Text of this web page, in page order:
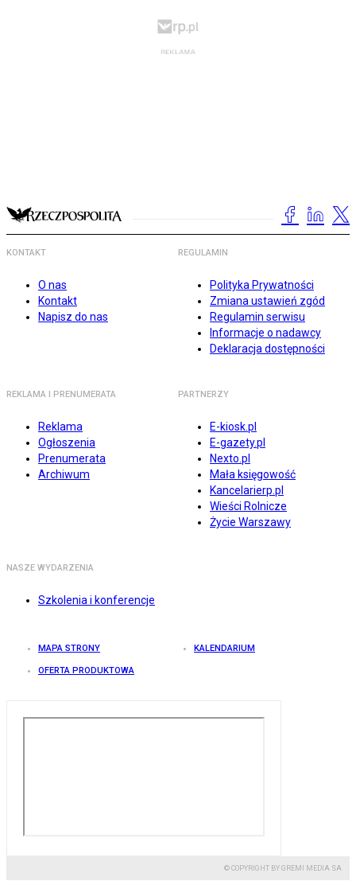
KONTAKT
O nas
Kontakt
Napisz do nas
REGULAMIN
Polityka Prywatności
Zmiana ustawień zgód
Regulamin serwisu
Informacje o nadawcy
Deklaracja dostępności
REKLAMA I PRENUMERATA
Reklama
Ogłoszenia
Prenumerata
Archiwum
PARTNERZY
E-kiosk.pl
E-gazety.pl
Nexto.pl
Mała księgowość
Kancelarierp.pl
Wieści Rolnicze
Życie Warszawy
NASZE WYDARZENIA
Szkolenia i konferencje
MAPA STRONY KALENDARIUM
OFERTA PRODUKTOWA
© COPYRIGHT BY GREMI MEDIA SA